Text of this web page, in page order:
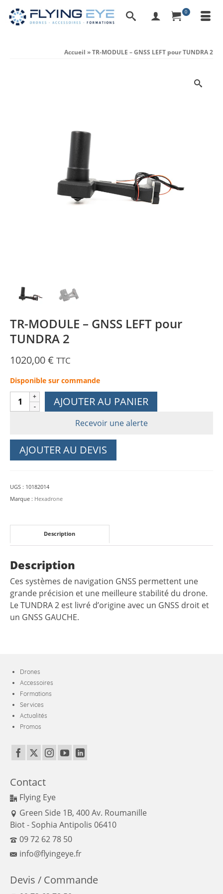
0
Accueil »TR-MODULE – GNSS LEFT pour TUNDRA 2
TR-MODULE – GNSS LEFT pour
TUNDRA 2
1020,00€ TTC
Disponible sur commande
quantité
de
GNSS
TUNDRA
2
AJOUTER AU PANIER
Recevoir une alerte
AJOUTER AU DEVIS
UGS : 10182014
Marque : Hexadrone
Description
Description
Ces systèmes de navigation GNSS permettent une
grande précision et une meilleure stabilité du drone.
Le TUNDRA 2 est livré d’origine avec un GNSS droit et
un GNSS GAUCHE.
Drones
Accessoires
Formations
Services
Actualités
Promos
Contact
Flying Eye
Green Side 1B, 400 Av. Roumanille
Biot - Sophia Antipolis 06410
09 72 62 78 50
info@flyingeye.fr
Devis / Commande